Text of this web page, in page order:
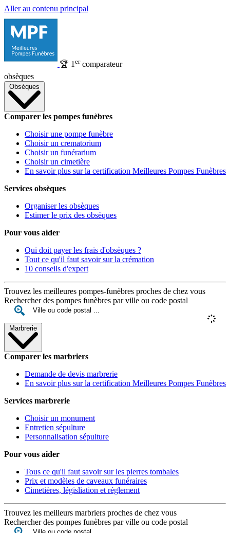
Aller au contenu principal
🏆 1 ercomparateur
obsèques
Obsèques
Comparer les pompes funèbres
Choisir une pompe funèbre
Choisir un crematorium
Choisir un funérarium
Choisir un cimetière
En savoir plus sur la certification Meilleures Pompes Funèbres
Services obsèques
Organiser les obsèques
Estimer le prix des obsèques
Pour vous aider
Qui doit payer les frais d'obsèques ?
Tout ce qu'il faut savoir sur la crémation
10 conseils d'expert
Trouvez les meilleures pompes-funèbres proches de chez vous
Rechercher des pompes funèbres par ville ou code postal
Marbrerie
Comparer les marbriers
Demande de devis marbrerie
En savoir plus sur la certification Meilleures Pompes Funèbres
Services marbrerie
Choisir un monument
Entretien sépulture
Personnalisation sépulture
Pour vous aider
Tous ce qu'il faut savoir sur les pierres tombales
Prix et modèles de caveaux funéraires
Cimetières, législiation et réglement
Trouvez les meilleurs marbriers proches de chez vous
Rechercher des pompes funèbres par ville ou code postal